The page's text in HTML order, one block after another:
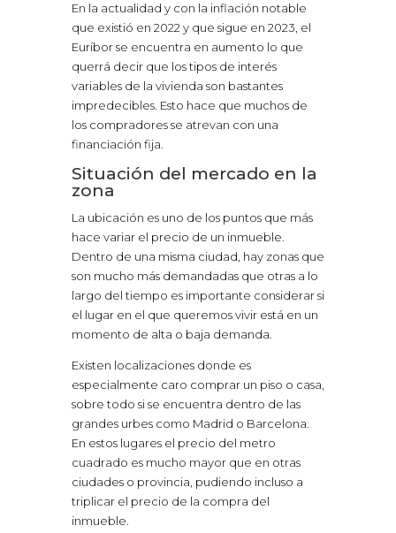
En la actualidad y con la inflación notable
que existió en 2022 y que sigue en 2023, el
Euríbor se encuentra en aumento lo que
querrá decir que los tipos de interés
variables de la vivienda son bastantes
impredecibles. Esto hace que muchos de
los compradores se atrevan con una
financiación fija.
Situación del mercado en la
zona
La ubicación es uno de los puntos que más
hace variar el precio de un inmueble.
Dentro de una misma ciudad, hay zonas que
son mucho más demandadas que otras a lo
largo del tiempo es importante considerar si
el lugar en el que queremos vivir está en un
momento de alta o baja demanda.
Existen localizaciones donde es
especialmente caro comprar un piso o casa,
sobre todo si se encuentra dentro de las
grandes urbes como Madrid o Barcelona.
En estos lugares el precio del metro
cuadrado es mucho mayor que en otras
ciudades o provincia, pudiendo incluso a
triplicar el precio de la compra del
inmueble.